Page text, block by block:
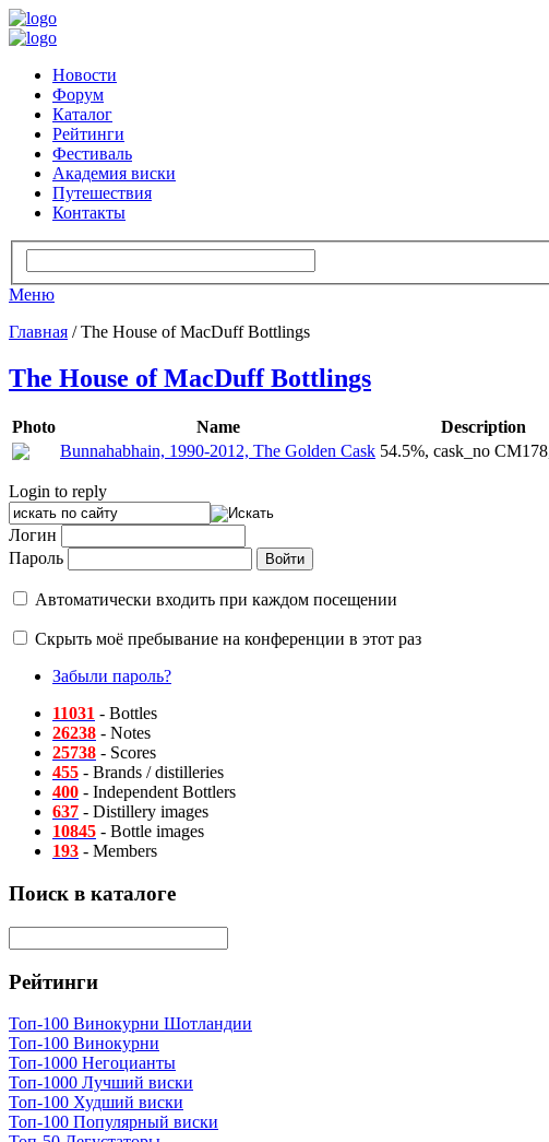
Новости
Форум
Каталог
Рейтинги
Фестиваль
Академия виски
Путешествия
Контакты
Меню
Главная / The House of MacDuff Bottlings
The House of MacDuff Bottlings
Photo Name Description
Bunnahabhain, 1990-2012, The Golden Cask 54.5%, cask_no
Login to reply
Логин
Пароль
Автоматически входить при каждом посещении
Скрыть моё пребывание на конференции в этот раз
Забыли пароль?
11031 - Bottles
26238 - Notes
25738 - Scores
455 - Brands / distilleries
400 - Independent Bottlers
637 - Distillery images
10845 - Bottle images
193 - Members
Поиск в каталоге
Рейтинги
Топ-100 Винокурни Шотландии
Топ-100 Винокурни
Топ-1000 Негоцианты
Топ-1000 Лучший виски
Топ-100 Худший виски
Топ-100 Популярный виски